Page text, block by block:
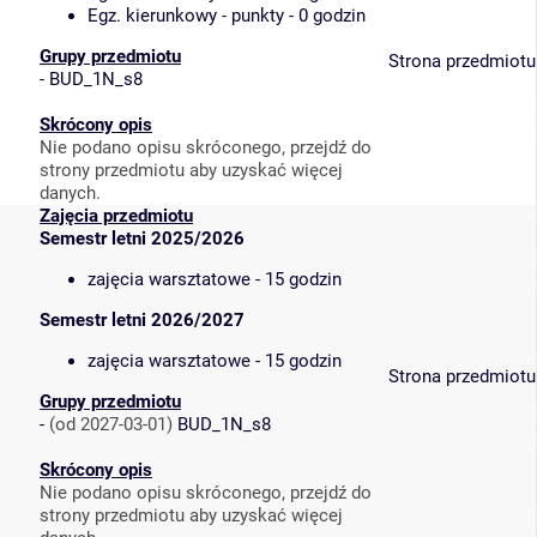
Egz. kierunkowy - punkty - 0 godzin
Grupy przedmiotu
- BUD_1N_s8
Skrócony opis
Nie podano opisu skróconego, przejdź do
strony przedmiotu aby uzyskać więcej
danych.
Strona przedmiotu
Zajęcia przedmiotu
Semestr letni 2025/2026
zajęcia warsztatowe - 15 godzin
Semestr letni 2026/2027
zajęcia warsztatowe - 15 godzin
Grupy przedmiotu
- (od 2027-03-01) BUD_1N_s8
Skrócony opis
Nie podano opisu skróconego, przejdź do
strony przedmiotu aby uzyskać więcej
Strona przedmiotu